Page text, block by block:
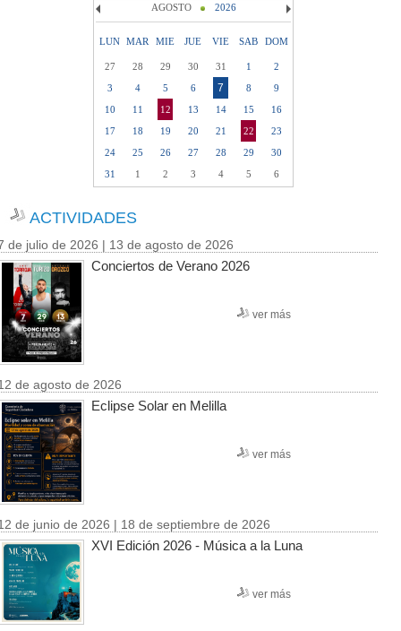
AGOSTO 2026
LUN MAR MIE JUE VIE SAB DOM
27 28 29 30 31 1
2
3
4 5 6 7 8
9
10
11 12 13 14 15
16
17
18 19 20 21 22
23
24
25 26 27 28 29
30
31
1 2 3 4 5 6
ACTIVIDADES
de julio de 2026 | 13 de agosto de 2026
Conciertos de Verano 2026
ver más
de agosto de 2026
Eclipse Solar en Melilla
ver más
de junio de 2026 | 18 de septiembre de 2026
XVI Edición 2026 - Música a la Luna
ver más